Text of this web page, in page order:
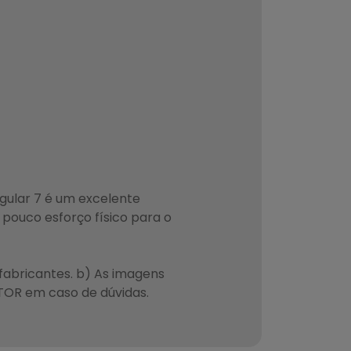
7 é um excelente
esforço físico para o
b) As imagens
em caso de dúvidas.